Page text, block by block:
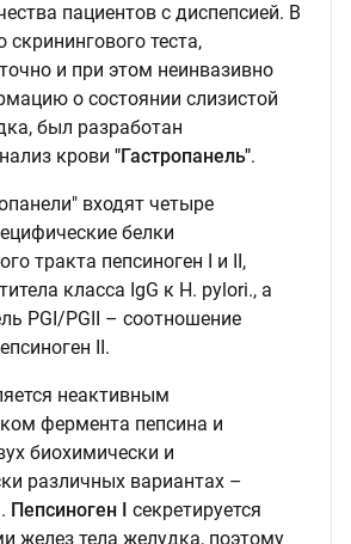
пациентов с диспепсией. В
скринингового теста,
и при этом неинвазивно
о состоянии слизистой
был разработан
крови "Гастропанель".
входят четыре
белки
тракта пепсиноген I и II,
класса IgG к H. pylori., а
PGI/PGII – соотношение
II.
неактивным
фермента пепсина и
биохимически и
различных вариантах –
Пепсиноген I секретируется
желез тела желудка, поэтому